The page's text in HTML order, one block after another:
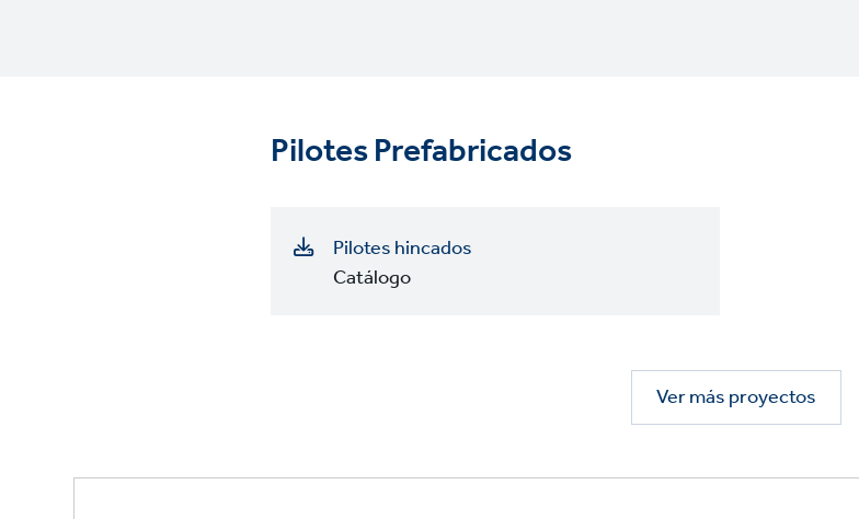
Pilotes Prefabricados
Pilotes hincados
Catálogo
Ver más proyectos